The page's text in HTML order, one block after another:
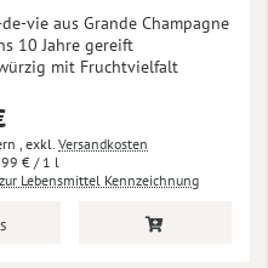
vie aus Grande Champagne
10 Jahre gereift
mit Fruchtvielfalt
exkl. Versandkosten
€ / 1 l
Lebensmittel Kennzeichnung